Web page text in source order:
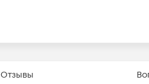
Отзывы